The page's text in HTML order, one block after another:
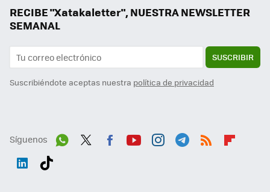
RECIBE "Xatakaletter", NUESTRA NEWSLETTER
SEMANAL
SUSCRIBIR
Suscribiéndote aceptas nuestra política de privacidad
Síguenos